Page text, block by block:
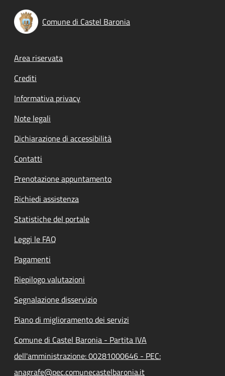
Comune di Castel Baronia
Footer menu
Area riservata
Crediti
Informativa privacy
Note legali
Dichiarazione di accessibilità
Contatti
Prenotazione appuntamento
Richiedi assistenza
Statistiche del portale
Leggi le FAQ
Pagamenti
Riepilogo valutazioni
Segnalazione disservizio
Piano di miglioramento dei servizi
Comune di Castel Baronia - Partita IVA
dell'amministrazione: 00281000646 - PEC:
anagrafe@pec.comunecastelbaronia.it